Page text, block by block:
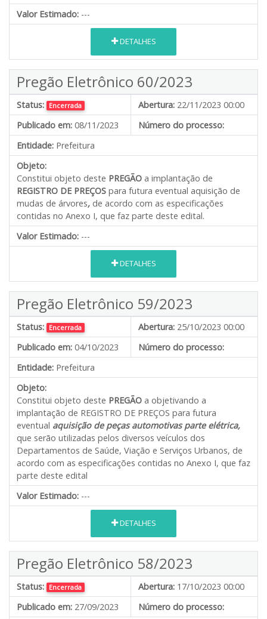
Valor Estimado: ---
DETALHES
Pregão Eletrônico 60/2023
Status: Encerrada Abertura: 22/11/2023 00:00
Publicado em: 08/11/2023
Número do processo:
Entidade: Prefeitura
Objeto:
Constitui objeto deste PREGÃO a implantação de
REGISTRO DE PREÇOS para futura eventual aquisição de
mudas de árvores, de acordo com as especificações
contidas no Anexo I, que faz parte deste edital.
Valor Estimado: ---
DETALHES
Pregão Eletrônico 59/2023
Status: Encerrada Abertura: 25/10/2023 00:00
Publicado em: 04/10/2023
Número do processo:
Entidade: Prefeitura
Objeto:
Constitui objeto deste PREGÃO a objetivando a
implantação de REGISTRO DE PREÇOS para futura
eventual aquisição de peças automotivas parte elétrica,
que serão utilizadas pelos diversos veículos dos
Departamentos de Saúde, Viação e Serviços Urbanos, de
acordo com as especificações contidas no Anexo I, que faz
parte deste edital
Valor Estimado: ---
DETALHES
Pregão Eletrônico 58/2023
Status: Encerrada Abertura: 17/10/2023 00:00
Publicado em: 27/09/2023 Número do processo: